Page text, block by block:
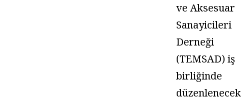
ve Aksesuar
Sanayicileri
Derneği
(TEMSAD) iş
birliğinde
düzenlenecek